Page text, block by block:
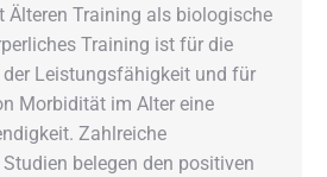
Älteren Training als biologische
Training ist für die
Leistungsfähigkeit und für
Morbidität im Alter eine
Zahlreiche
belegen den positiven